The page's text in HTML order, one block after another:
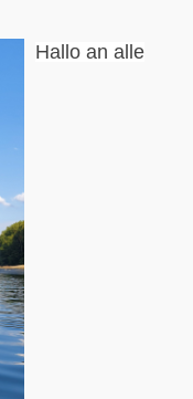
Hallo an alle